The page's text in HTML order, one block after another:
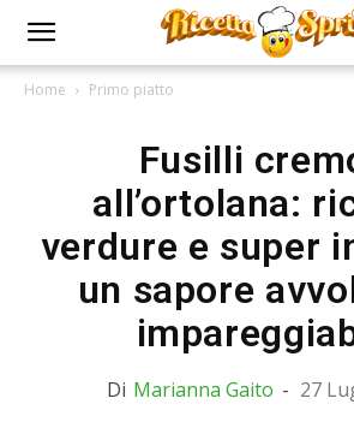
Home Primo piatto
Fusilli
all’ortolana:
verdure e super
un sapore
Di Marianna Gaito - 27